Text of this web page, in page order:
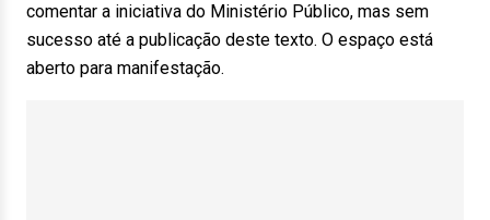
comentar a iniciativa do Ministério Público, mas sem
sucesso até a publicação deste texto. O espaço está
aberto para manifestação.